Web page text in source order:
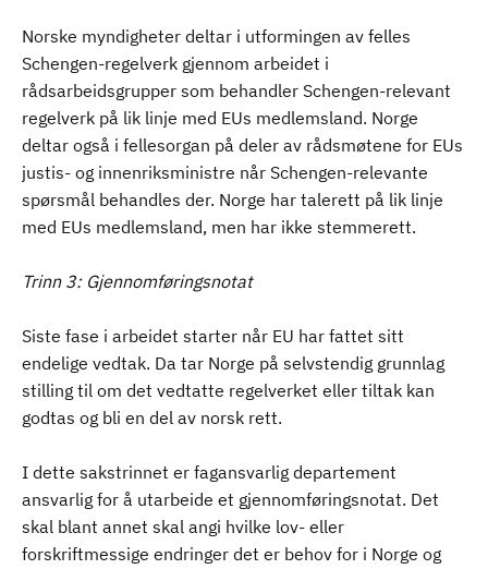
Norske myndigheter deltar i utformingen av felles
Schengen-regelverk gjennom arbeidet i
rådsarbeidsgrupper som behandler Schengen-relevant
regelverk på lik linje med EUs medlemsland. Norge
deltar også i fellesorgan på deler av rådsmøtene for EUs
justis- og innenriksministre når Schengen-relevante
spørsmål behandles der. Norge har talerett på lik linje
med EUs medlemsland, men har ikke stemmerett.
Trinn 3: Gjennomføringsnotat
Siste fase i arbeidet starter når EU har fattet sitt
endelige vedtak. Da tar Norge på selvstendig grunnlag
stilling til om det vedtatte regelverket eller tiltak kan
godtas og bli en del av norsk rett.
I dette sakstrinnet er fagansvarlig departement
ansvarlig for å utarbeide et gjennomføringsnotat. Det
skal blant annet skal angi hvilke lov- eller
forskriftmessige endringer det er behov for i Norge og